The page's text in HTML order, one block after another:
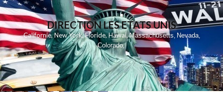
DIRECTION LES ETATS UNIS
Californie,New York,Floride,Hawai,Massachusetts, Nevada,
Colorado,